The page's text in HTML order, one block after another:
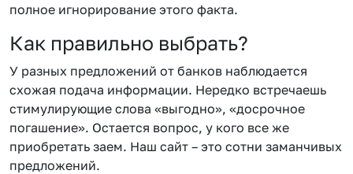
полное игнорирование этого факта.
Как правильно выбрать?
У разных предложений от банков наблюдается
схожая подача информации. Нередко встречаешь
стимулирующие слова «выгодно», «досрочное
погашение». Остается вопрос, у кого все же
приобретать заем. Наш сайт – это сотни заманчивых
предложений.